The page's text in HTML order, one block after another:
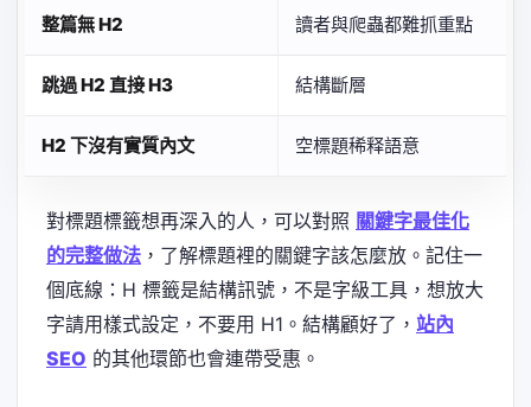
整篇無 H2 讀者與爬蟲都難抓重點
跳過 H2 直接 H3 結構斷層
H2 下沒有實質內文 空標題稀释語意
對標題標籤想再深入的人，可以對照 關鍵字最佳化
的完整做法 ，了解標題裡的關鍵字該怎麼放。記住一
個底線：H 標籤是結構訊號，不是字級工具，想放大
字請用樣式設定，不要用 H1。結構顧好了， 站內
SEO 的其他環節也會連帶受惠。